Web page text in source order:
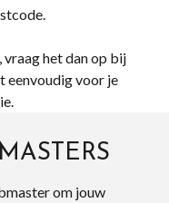
het dan op bij
eenvoudig voor je
om jouw